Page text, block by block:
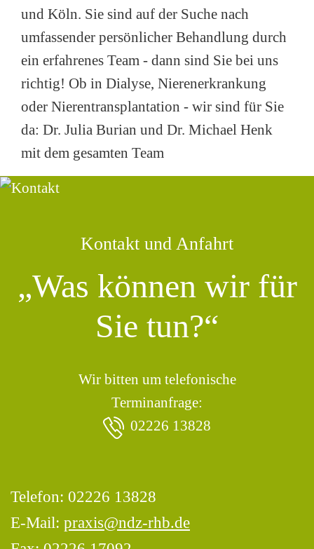
und Köln. Sie sind auf der Suche nach
umfassender persönlicher Behandlung durch
ein erfahrenes Team - dann sind Sie bei uns
richtig! Ob in Dialyse, Nierenerkrankung
oder Nierentransplantation - wir sind für Sie
da: Dr. Julia Burian und Dr. Michael Henk
mit dem gesamten Team
Kontakt und Anfahrt
„Was können wir für
Sie tun?“
Wir bitten um telefonische
Terminanfrage:
02226 13828
Telefon: 02226 13828
E-Mail: praxis@ndz-rhb.de